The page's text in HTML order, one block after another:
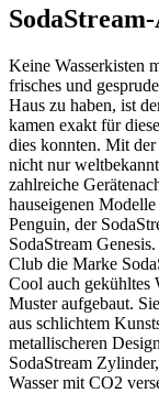
Keine Wasserkisten
frisches und
Haus zu haben, ist
kamen exakt für
dies konnten. Mit
nicht nur
zahlreiche
hauseigenen
Penguin, der
SodaStream
Club die Marke
Cool auch gekühltes
Muster aufgebaut.
aus schlichtem
metallischeren
SodaStream
Wasser mit CO2